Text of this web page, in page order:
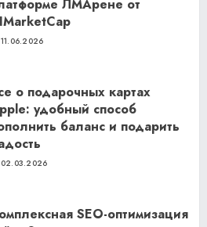
ЛМАрене от
11.06.2026
о подарочных картах
удобный способ
баланс и подарить
02.03.2026
SEO-оптимизация